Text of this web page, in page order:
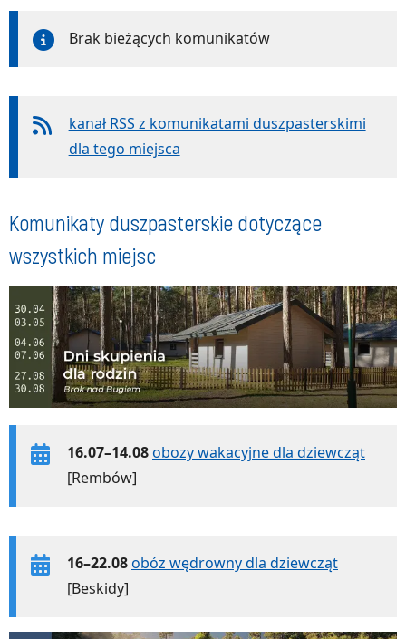
Brak bieżących komunikatów
kanał RSS z komunikatami duszpasterskimi
dla tego miejsca
Komunikaty duszpasterskie dotyczące
wszystkich miejsc
16.07–14.08obozy wakacyjne dla dziewcząt
[Rembów]
16–22.08obóz wędrowny dla dziewcząt
[Beskidy]